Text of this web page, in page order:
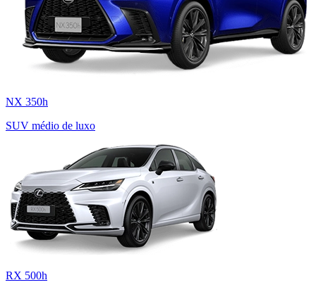
NX 350h
SUV médio de luxo
RX 500h